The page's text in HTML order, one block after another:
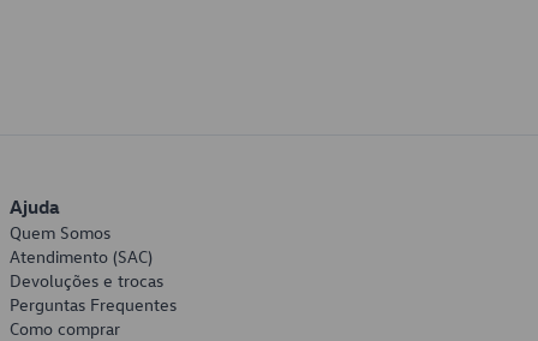
Ajuda
Quem Somos
Atendimento (SAC)
Devoluções e trocas
Perguntas Frequentes
Como comprar